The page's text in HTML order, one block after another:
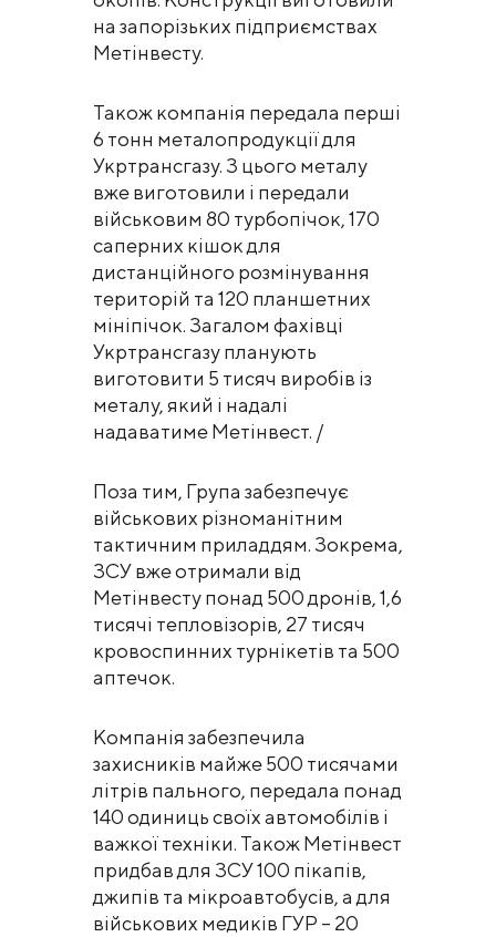
на запорізьких підприємствах
Метінвесту.
Також компанія передала перші
6 тонн металопродукції для
Укртрансгазу. З цього металу
вже виготовили і передали
військовим 80 турбопічок, 170
саперних кішок для
дистанційного розмінування
територій та 120 планшетних
мініпічок. Загалом фахівці
Укртрансгазу планують
виготовити 5 тисяч виробів із
металу, який і надалі
надаватиме Метінвест. /
Поза тим, Група забезпечує
військових різноманітним
тактичним приладдям. Зокрема,
ЗСУ вже отримали від
Метінвесту понад 500 дронів, 1,6
тисячі тепловізорів, 27 тисяч
кровоспинних турнікетів та 500
аптечок.
Компанія забезпечила
захисників майже 500 тисячами
літрів пального, передала понад
140 одиниць своїх автомобілів і
важкої техніки. Також Метінвест
придбав для ЗСУ 100 пікапів,
джипів та мікроавтобусів, а для
військових медиків ГУР – 20